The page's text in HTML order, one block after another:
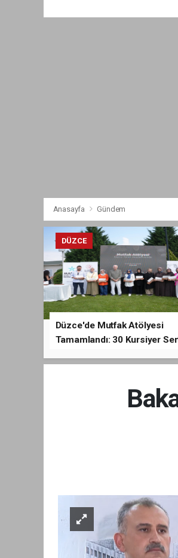
Anasayfa Gündem
DÜZCE
Düzce'de Mutfak Atölyesi
Tamamlandı: 30 Kursiyer